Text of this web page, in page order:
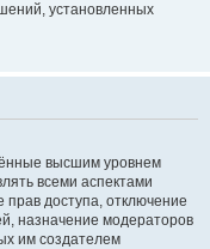
установленных
высшим уровнем
всеми аспектами
доступа, отключение
назначение модераторов
им создателем